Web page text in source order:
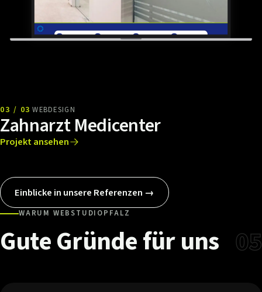
03 / 03 WEBDESIGN
Zahnarzt Medicenter
Projekt ansehen
Einblicke in unsere Referenzen →
WARUM WEBSTUDIOPFALZ
GuteGründefüruns 05